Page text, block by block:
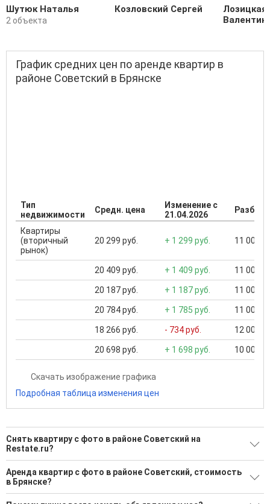
Шутюк Наталья
2 объекта
Козловский Сергей
Лозицкая
График средних цен по аренде квартир в
районе Советский в Брянске
Тип
недвижимости
Средн. цена
Изменение с
21.04.2026
Квартиры
(вторичный
рынок)
20 299 руб. + 1 299 руб. 11 000
20 409 руб. + 1 409 руб. 11 000
20 187 руб. + 1 187 руб. 11 000
20 784 руб. + 1 785 руб. 11 000
18 266 руб. - 734 руб. 12 000
20 698 руб. + 1 698 руб. 10 000
Скачать изображение графика
Подробная таблица изменения цен
Снять квартиру с фото в районе Советский на
Restate.ru?
Поможем Снять квартиру с фото в районе Советский?
179 актуальных и проверенных объявлений
Аренда квартир с фото в районе Советский, стоимость
в Брянске?
Минимальная цена: 7 000 Р. Максимальная цена: 70 000 Р;